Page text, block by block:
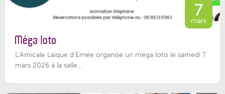
7
mars
Méga loto
L’Amicale Laïque d’Ernée organise un méga loto le samedi 7
mars 2026 à la salle...